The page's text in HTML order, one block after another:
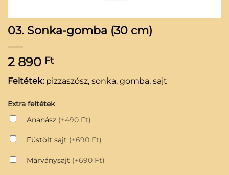
03. Sonka-gomba (30 cm)
2 890 Ft
Feltétek:pizzaszósz, sonka, gomba, sajt
Extra feltétek
Ananász (+490 Ft)
Füstölt sajt (+690 Ft)
Márványsajt (+690 Ft)